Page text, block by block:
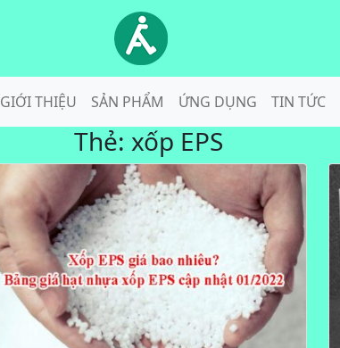
GIỚI THIỆU SẢN PHẨM ỨNG DỤNG TIN TỨC
Thẻ: xốp EPS